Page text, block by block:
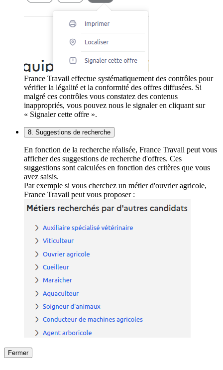
France Travail effectue systématiquement des contrôles pour
vérifier la légalité et la conformité des offres diffusées. Si
malgré ces contrôles vous constatez des contenus
inappropriés, vous pouvez nous le signaler en cliquant sur
« Signaler cette offre ».
8. Suggestions de recherche
En fonction de la recherche réalisée, France Travail peut vous
afficher des suggestions de recherche d'offres. Ces
suggestions sont calculées en fonction des critères que vous
avez saisis.
Par exemple si vous cherchez un métier d'ouvrier agricole,
France Travail peut vous proposer :
Fermer